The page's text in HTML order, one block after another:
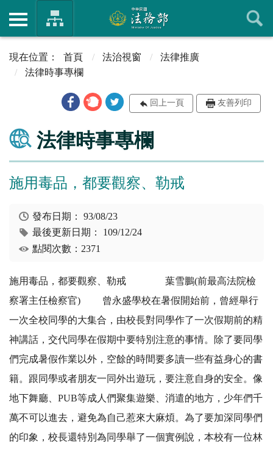
首頁 法治視窗
法律推廣
法律時事專欄
回上一頁 友善列印
法律時事專欄
施用毒品，都要觀察、勒戒
發布日期：93/08/23
最後更新日期： 109/12/24
點閱次數：2371
施用毒品，都要觀察、勒戒 葉雪鵬(前最高法院檢
察署主任檢察官) 曾永盛學校在暑假開始前，曾經舉行
一次全校同學的大集合，由校長對同學作了一次假期前的精
神講話，交代同學在假期中要特別注意的事情。除了要同學
們完成暑假作業以外，空餘的時間要多讀一些有益身心的書
籍。跟同學或者朋友一同外出遊玩，要注意自身的安全。像
地下舞廳、PUB等成人們聚集遊樂、消遣的地方，少年們千
萬不可以進去，避免為自己惹來大麻煩。為了要加深同學們
的印象，校長還特別為同學舉了一個實例說，本校有一位林